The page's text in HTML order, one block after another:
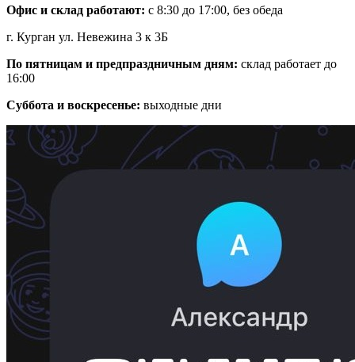
Офис и склад работают: с 8:30 до 17:00, без обеда
г. Курган ул. Невежина 3 к 3Б
По пятницам и предпраздничным дням: склад работает до
16:00
Суббота и воскресенье: выходные дни